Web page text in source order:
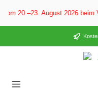
springen
20.–23. August 2026 beim